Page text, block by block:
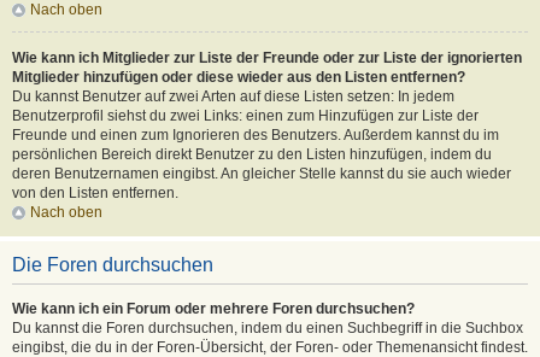
Nach oben
Wie kann ich Mitglieder zur Liste der Freunde oder zur Liste der ignorierten
Mitglieder hinzufügen oder diese wieder aus den Listen entfernen?
Du kannst Benutzer auf zwei Arten auf diese Listen setzen: In jedem
Benutzerprofil siehst du zwei Links: einen zum Hinzufügen zur Liste der
Freunde und einen zum Ignorieren des Benutzers. Außerdem kannst du im
persönlichen Bereich direkt Benutzer zu den Listen hinzufügen, indem du
deren Benutzernamen eingibst. An gleicher Stelle kannst du sie auch wieder
von den Listen entfernen.
Nach oben
Die Foren durchsuchen
Wie kann ich ein Forum oder mehrere Foren durchsuchen?
Du kannst die Foren durchsuchen, indem du einen Suchbegriff in die Suchbox
eingibst, die du in der Foren-Übersicht, der Foren- oder Themenansicht findest.